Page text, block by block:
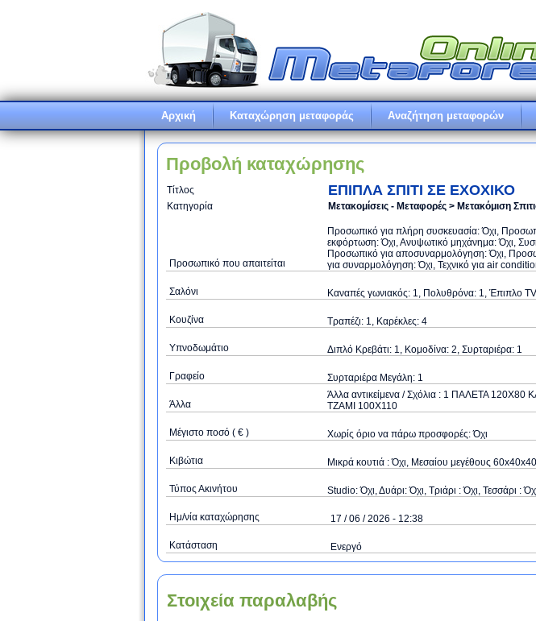
Αρχική Καταχώρηση μεταφοράς Αναζήτηση μεταφορών
Προβολή καταχώρησης
Τίτλος ΕΠΙΠΛΑ ΣΠΙΤΙ ΣΕ ΕΧΟΧΙΚΟ
Κατηγορία Μετακομίσεις - Μεταφορές > Μετακόμιση
Προσωπικό που απαιτείται
Προσωπικό για πλήρη συσκευασία: Όχι,
εκφόρτωση: Όχι, Ανυψωτικό μηχάνημα: Όχι,
Προσωπικό για αποσυναρμολόγηση: Όχι,
για συναρμολόγηση: Όχι, Τεχνικό για air
Σαλόνι Καναπές γωνιακός: 1, Πολυθρόνα: 1, Έπιπλο
Κουζίνα Τραπέζι: 1, Καρέκλες: 4
Υπνοδωμάτιο Διπλό Κρεβάτι: 1, Κομοδίνα: 2, Συρταριέρα: 1
Γραφείο Συρταριέρα Μεγάλη: 1
Άλλα
Άλλα αντικείμενα / Σχόλια : 1 ΠΑΛΕΤΑ
ΤΖΑΜΙ 100Χ110
Μέγιστο ποσό ( € ) Xωρίς όριο να πάρω προσφορές: Όχι
Κιβώτια Μικρά κουτιά : Όχι, Μεσαίου μεγέθους
Τύπος Ακινήτου Studio: Όχι, Δυάρι: Όχι, Τριάρι : Όχι, Τεσσάρι :
Ημ/νία καταχώρησης 17 / 06 / 2026 - 12:38
Κατάσταση Ενεργό
Στοιχεία παραλαβής